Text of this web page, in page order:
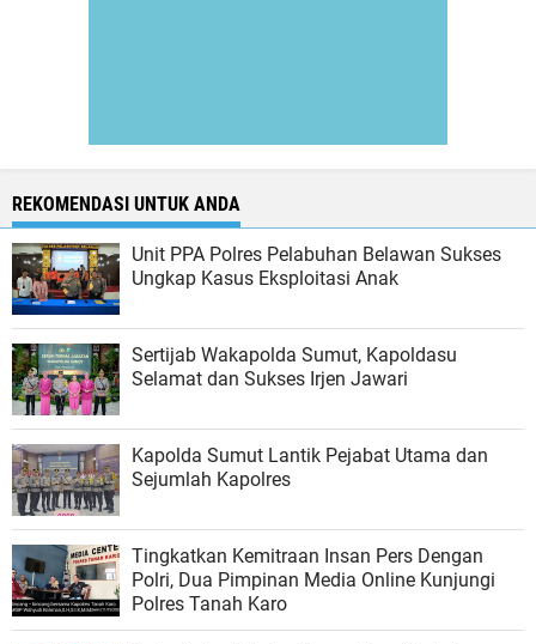
REKOMENDASI UNTUK ANDA
Unit PPA Polres Pelabuhan Belawan Sukses
Ungkap Kasus Eksploitasi Anak
Sertijab Wakapolda Sumut, Kapoldasu
Selamat dan Sukses Irjen Jawari
Kapolda Sumut Lantik Pejabat Utama dan
Sejumlah Kapolres
Tingkatkan Kemitraan Insan Pers Dengan
Polri, Dua Pimpinan Media Online Kunjungi
Polres Tanah Karo